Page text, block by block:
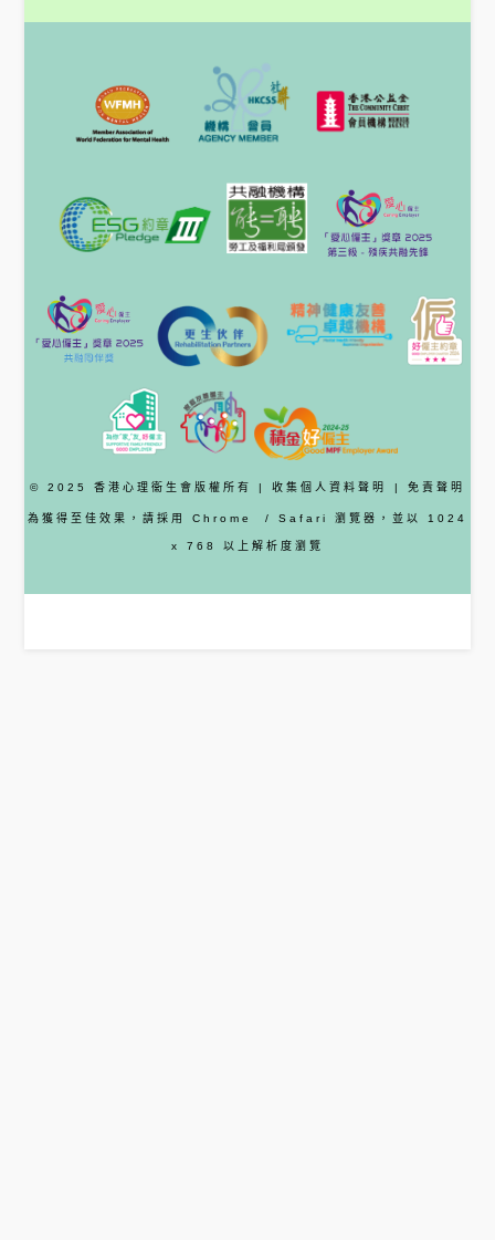
© 2025 香港心理衞生會版權所有 | 收集個人資料聲明 | 免責聲明
為獲得至佳效果，請採用 Chrome / Safari 瀏覽器 ，並以 1024
x 768 以上解析度瀏覽